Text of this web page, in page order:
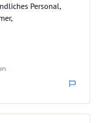
Personal,